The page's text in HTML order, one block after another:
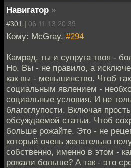
Навигатор »
#301 | 06.11.13 20:39
Кому: McGray, #294
Камрад, ты и супруга твоя -
Но. Вы - не правило, а
как вы - меньшинство. Чтоб
социальным явлением -
социальные условия. И не
благоглупости. Включая
обсуждаемой статьи. Чтоб
больше рожайте. Это - не
который очень желательно
собственно, именно в этом -
рожали больше? А так - это